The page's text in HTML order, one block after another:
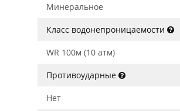
Минеральное
Класс водонепроницаемости
WR 100м (10 атм)
Противоударные
Нет